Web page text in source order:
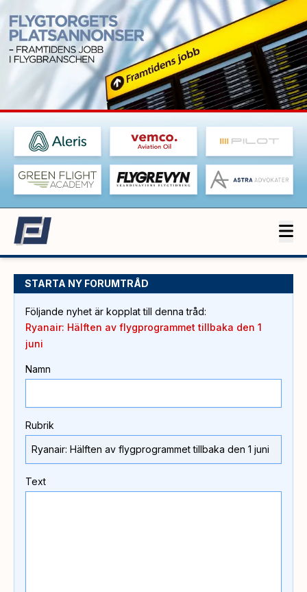
STARTA NY FORUMTRÅD
Följande nyhet är kopplat till denna tråd:
Ryanair: Hälften av flygprogrammet tillbaka den 1
juni
Namn
Rubrik
Text